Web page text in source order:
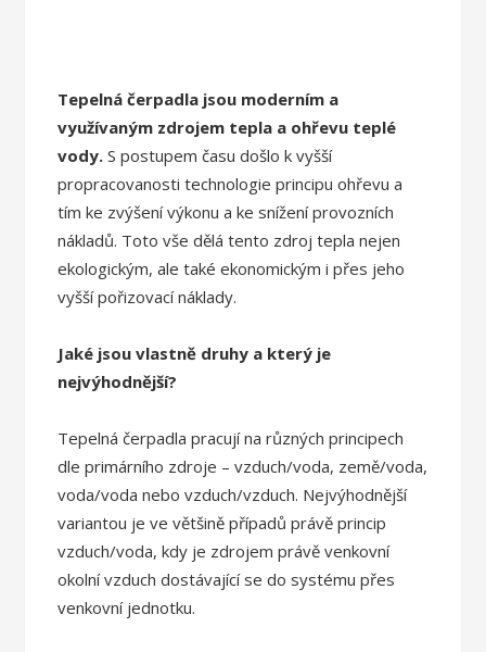
Tepelná čerpadla jsou moderním a
využívaným zdrojem tepla a ohřevu teplé
vody. S postupem času došlo k vyšší
propracovanosti technologie principu ohřevu a
tím ke zvýšení výkonu a ke snížení provozních
nákladů. Toto vše dělá tento zdroj tepla nejen
ekologickým, ale také ekonomickým i přes jeho
vyšší pořizovací náklady.
Jaké jsou vlastně druhy a který je
nejvýhodnější?
Tepelná čerpadla pracují na různých principech
dle primárního zdroje – vzduch/voda, země/voda,
voda/voda nebo vzduch/vzduch. Nejvýhodnější
variantou je ve většině případů právě princip
vzduch/voda, kdy je zdrojem právě venkovní
okolní vzduch dostávající se do systému přes
venkovní jednotku.